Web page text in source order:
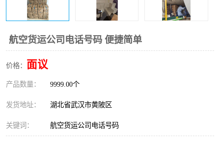
航空货运公司电话号码 便捷简单
价格： 面议
产品数量： 9999.00个
发货地址： 湖北省武汉市黄陂区
关键词： 航空货运公司电话号码